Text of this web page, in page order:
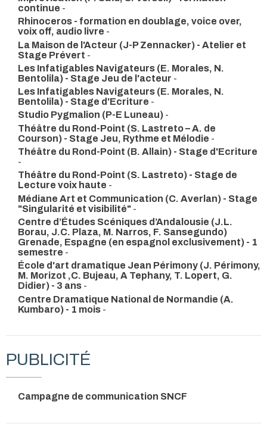
continue -
Rhinoceros - formation en doublage, voice over,
voix off, audio livre -
La Maison de l'Acteur (J-P Zennacker) - Atelier et
Stage Prévert -
Les Infatigables Navigateurs (E. Morales, N.
Bentolila) - Stage Jeu de l'acteur -
Les Infatigables Navigateurs (E. Morales, N.
Bentolila) - Stage d'Ecriture -
Studio Pygmalion (P-E Luneau) -
Théâtre du Rond-Point (S. Lastreto – A. de
Courson) - Stage Jeu, Rythme et Mélodie -
Théâtre du Rond-Point (B. Allain) - Stage d'Ecriture
-
Théâtre du Rond-Point (S. Lastreto) - Stage de
Lecture voix haute -
Médiane Art et Communication (C. Averlan) - Stage
"Singularité et visibilité" -
Centre d’Études Scéniques d’Andalousie (J.L.
Borau, J.C. Plaza, M. Narros, F. Sansegundo)
Grenade, Espagne (en espagnol exclusivement) - 1
semestre -
École d'art dramatique Jean Périmony (J. Périmony,
M. Morizot ,C. Bujeau, A Tephany, T. Lopert, G.
Didier) - 3 ans -
Centre Dramatique National de Normandie (A.
Kumbaro) - 1 mois -
PUBLICITÉ
Campagne de communication SNCF